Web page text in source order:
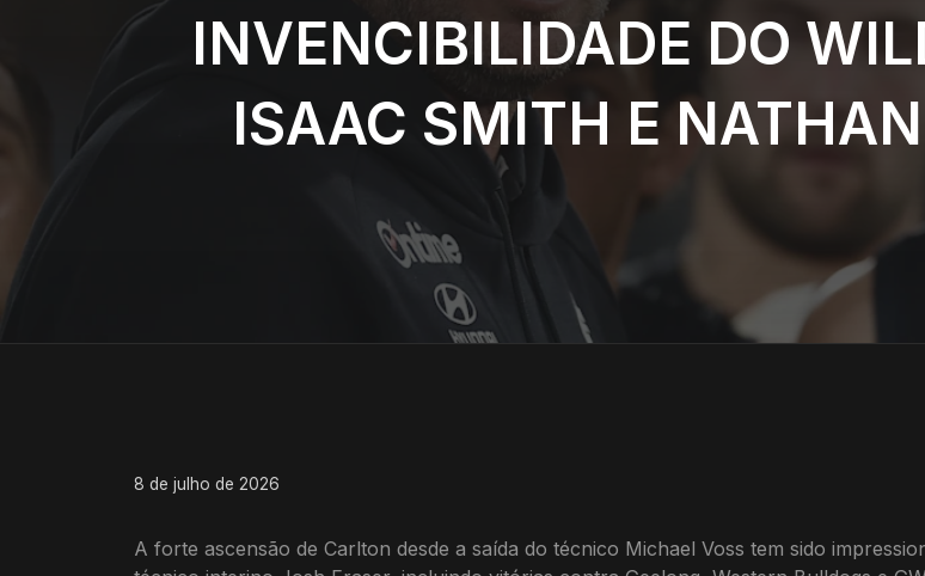
INVENCIBILIDADE DO
ISAAC SMITH E
8 de julho de 2026
A forte ascensão de Carlton desde a saída do técnico Michael Voss tem sido